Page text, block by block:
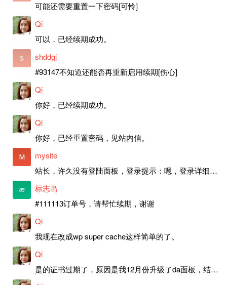
可能还需要重置一下密码[可怜]
Qi
可以，已经续期成功。
shddgj
#93147不知道还能否再重新启用续期[伤心]
Qi
你好，已经续期成功。
Qi
你好，已经重置密码，见站内信。
mysite
站长，许久没有登陆面板，登录提示：嗯，登录详细信息似乎不正确。请重试。 网站还可以正常使用。如果是密码问题请帮忙重置一下密码。谢谢。订单号：97790，账号：aa20210950。 站长，提交了工单，你回复续期成功，不过我的问题是面部登陆信息有问题，一直是初始密码，现在无法登陆，有时间麻烦排查一下。
标志岛
#111113订单号，请帮忙续期，谢谢
Qi
我现在改成wp super cache这样简单的了。
Qi
是的证书过期了，原因是我12月份升级了da面板，结果后台证书就不更新了，目前还在排查问题。切换PHP版本现在没有了，因为DA新版不支持。